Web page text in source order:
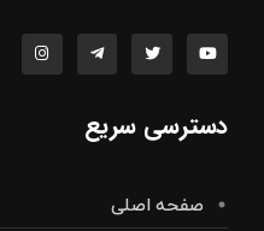
دسترسی سریع
صفحه اصلی